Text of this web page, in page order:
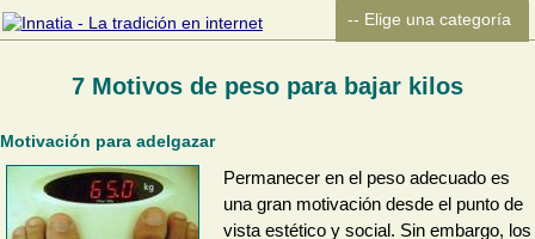
7 Motivos de peso para bajar kilos
Motivación para adelgazar
Permanecer en el peso adecuado es
una gran motivación desde el punto de
vista estético y social. Sin embargo, los